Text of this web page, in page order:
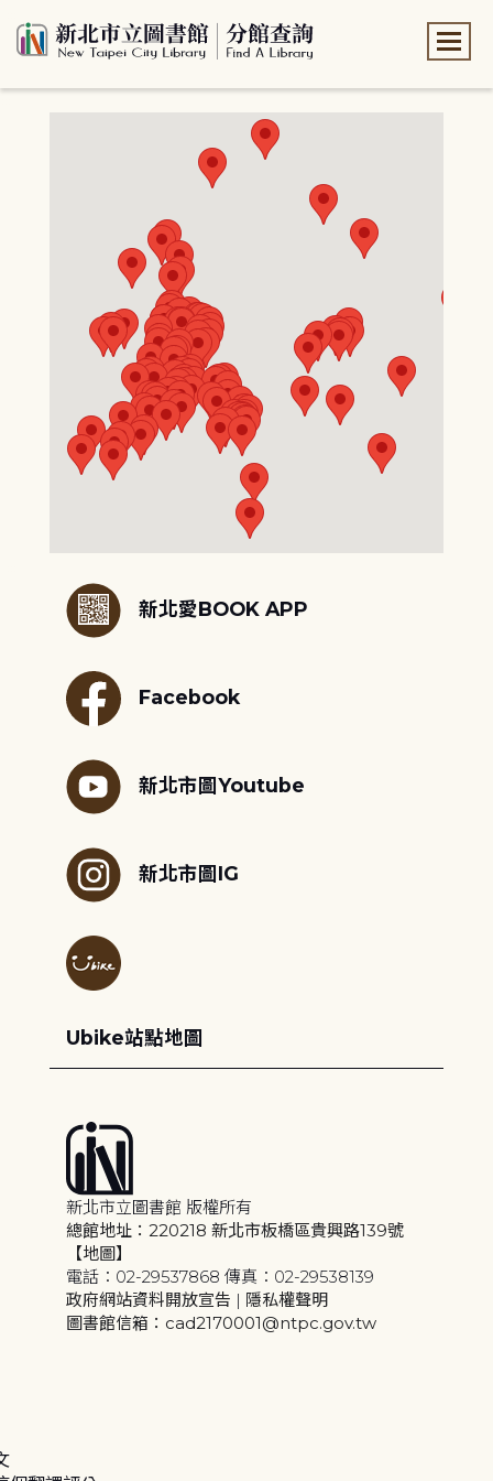
新北愛BOOK APP
Facebook
新北市圖Youtube
新北市圖IG
Ubike站點地圖
新北市立圖書館 版權所有
總館地址：220218 新北市板橋區貴興路139號
【地圖】
電話：02-29537868 傳真：02-29538139
政府網站資料開放宣告 | 隱私權聲明
圖書館信箱：cad2170001@ntpc.gov.tw